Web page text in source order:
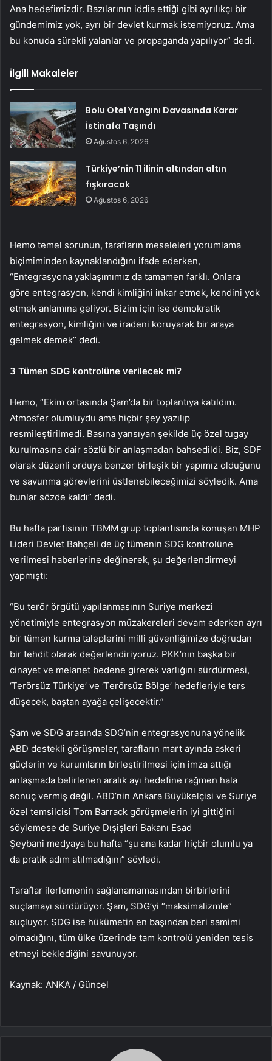
Ana hedefimizdir. Bazılarının iddia ettiği gibi ayrılıkçı bir
gündemimiz yok, ayrı bir devlet kurmak istemiyoruz. Ama
bu konuda sürekli yalanlar ve propaganda yapılıyor” dedi.
İlgili Makaleler
Bolu Otel Yangını Davasında Karar
İstinafa Taşındı
Ağustos 6, 2026
Türkiye’nin 11 ilinin altından altın
fışkıracak
Ağustos 6, 2026
Hemo temel sorunun, tarafların meseleleri yorumlama
biçimiminden kaynaklandığını ifade ederken,
“Entegrasyona yaklaşımımız da tamamen farklı. Onlara
göre entegrasyon, kendi kimliğini inkar etmek, kendini yok
etmek anlamına geliyor. Bizim için ise demokratik
entegrasyon, kimliğini ve iradeni koruyarak bir araya
gelmek demek” dedi.
3 Tümen SDG kontrolüne verilecek mi?
Hemo, “Ekim ortasında Şam’da bir toplantıya katıldım.
Atmosfer olumluydu ama hiçbir şey yazılıp
resmileştirilmedi. Basına yansıyan şekilde üç özel tugay
kurulmasına dair sözlü bir anlaşmadan bahsedildi. Biz, SDF
olarak düzenli orduya benzer birleşik bir yapımız olduğunu
ve savunma görevlerini üstlenebileceğimizi söyledik. Ama
bunlar sözde kaldı” dedi.
Bu hafta partisinin TBMM grup toplantısında konuşan MHP
Lideri Devlet Bahçeli de üç tümenin SDG kontrolüne
verilmesi haberlerine değinerek, şu değerlendirmeyi
yapmıştı:
“Bu terör örgütü yapılanmasının Suriye merkezi
yönetimiyle entegrasyon müzakereleri devam ederken ayrı
bir tümen kurma taleplerini milli güvenliğimize doğrudan
bir tehdit olarak değerlendiriyoruz. PKK’nın başka bir
cinayet ve melanet bedene girerek varlığını sürdürmesi,
‘Terörsüz Türkiye’ ve ‘Terörsüz Bölge’ hedefleriyle ters
düşecek, baştan ayağa çelişecektir.”
Şam ve SDG arasında SDG’nin entegrasyonuna yönelik
ABD destekli görüşmeler, tarafların mart ayında askeri
güçlerin ve kurumların birleştirilmesi için imza attığı
anlaşmada belirlenen aralık ayı hedefine rağmen hala
sonuç vermiş değil. ABD’nin Ankara Büyükelçisi ve Suriye
özel temsilcisi Tom Barrack görüşmelerin iyi gittiğini
söylemese de Suriye Dışişleri Bakanı Esad
Şeybani medyaya bu hafta “şu ana kadar hiçbir olumlu ya
da pratik adım atılmadığını” söyledi.
Taraflar ilerlemenin sağlanamamasından birbirlerini
suçlamayı sürdürüyor. Şam, SDG’yi “maksimalizmle”
suçluyor. SDG ise hükümetin en başından beri samimi
olmadığını, tüm ülke üzerinde tam kontrolü yeniden tesis
etmeyi beklediğini savunuyor.
Kaynak: ANKA / Güncel